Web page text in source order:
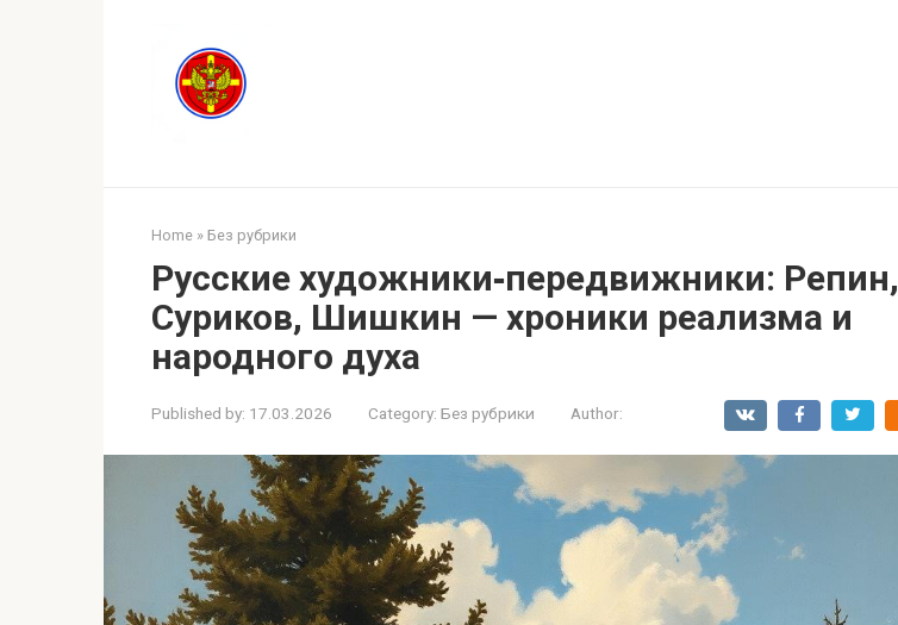
Home » Без рубрики
Русские художники‑передвижники: Репин,
Суриков, Шишкин — хроники реализма и
народного духа
Published by: 17.03.2026 Category: Без рубрики Author: